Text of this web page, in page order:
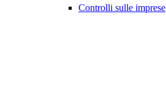
Controlli sulle imprese